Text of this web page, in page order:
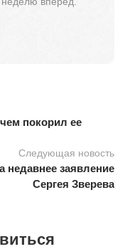
покорил ее
Следующая новость
недавнее заявление
Сергея Зверева